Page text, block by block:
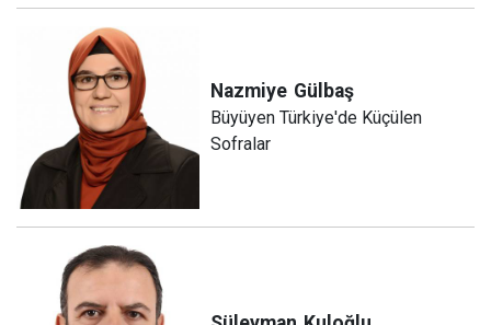
Nazmiye Gülbaş
Büyüyen Türkiye'de Küçülen
Sofralar